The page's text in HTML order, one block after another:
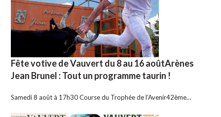
Fête votive de Vauvert du 8 au 16 aoûtArènes
Jean Brunel : Tout un programme taurin !
Samedi 8 août à 17h30 Course du Trophée de l’Avenir42ème…